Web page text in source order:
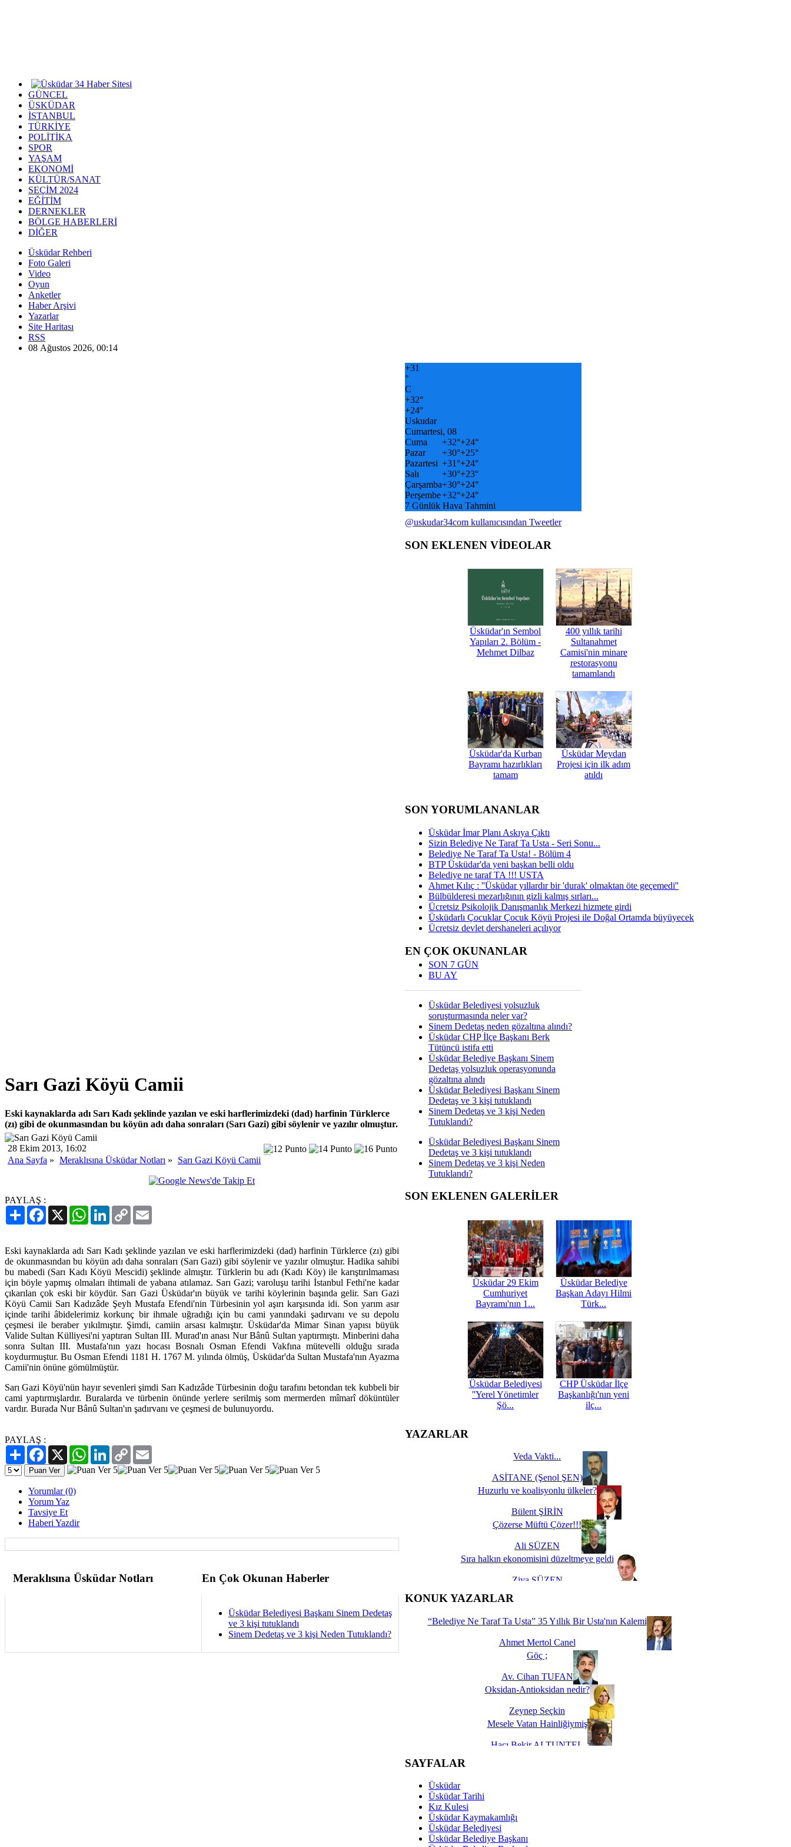
GÜNCEL
ÜSKÜDAR
İSTANBUL
TÜRKİYE
POLİTİKA
SPOR
YAŞAM
EKONOMİ
KÜLTÜR/SANAT
SEÇİM 2024
EĞİTİM
DERNEKLER
BÖLGE HABERLERİ
DİĞER
Üsküdar Rehberi
Foto Galeri
Video
Oyun
Anketler
Haber Arşivi
Yazarlar
Site Haritası
RSS
08 Ağustos 2026, 00:14
Sarı Gazi Köyü Camii
Eski kaynaklarda adı Sarı Kadı şeklinde yazılan ve eski harflerimizdeki (dad) harfinin Türklerce
(zı) gibi de okunmasından bu köyün adı daha sonraları (Sarı Gazi) gibi söylenir ve yazılır olmuştur.
28 Ekim 2013, 16:02
Ana Sayfa » Meraklısına Üsküdar Notları » Sarı Gazi Köyü Camii
PAYLAŞ :
PaylaşFacebook
X WhatsAppLinkedIn
Copy
Link
Eski kaynaklarda adı Sarı Kadı şeklinde yazılan ve eski harflerimizdeki (dad) harfinin Türklerce (zı) gibi
de okunmasından bu köyün adı daha sonraları (Sarı Gazi) gibi söylenir ve yazılır olmuştur. Hadika sahibi
bu mabedi (Sarı Kadı Köyü Mescidi) şeklinde almıştır. Türklerin bu adı (Kadı Köy) ile karıştırılmaması
için böyle yapmış olmaları ihtimali de yabana atılamaz. Sarı Gazi; varoluşu tarihi İstanbul Fethi'ne kadar
çıkarılan çok eski bir köydür. Sarı Gazi Üsküdar'ın büyük ve tarihi köylerinin başında gelir. Sarı Gazi
Köyü Camii Sarı Kadızâde Şeyh Mustafa Efendi'nin Türbesinin yol aşırı karşısında idi. Son yarım asır
içinde tarihi âbidelerimiz korkunç bir ihmale uğradığı için bu cami yanındaki şadırvanı ve su depolu
çeşmesi ile beraber yıkılmıştır. Şimdi, camiin arsası kalmıştır. Üsküdar'da Mimar Sinan yapısı büyük
Valide Sultan Külliyesi'ni yaptıran Sultan III. Murad'ın anası Nur Bânû Sultan yaptırmıştı. Minberini daha
sonra Sultan III. Mustafa'nın yazı hocası Bosnalı Osman Efendi Vakfına mütevelli olduğu sırada
koydurmuştur. Bu Osman Efendi 1181 H. 1767 M. yılında ölmüş, Üsküdar'da Sultan Mustafa'nın Ayazma
Camii'nin önüne gömülmüştür.
Sarı Gazi Köyü'nün hayır sevenleri şimdi Sarı Kadızâde Türbesinin doğu tarafını betondan tek kubbeli bir
cami yaptırmışlardır. Buralarda ve türbenin önünde yerlere serilmiş som mermerden mîmarî döküntüler
vardır. Burada Nur Bânû Sultan'ın şadırvanı ve çeşmesi de bulunuyordu.
PAYLAŞ :
PaylaşFacebook
X WhatsAppLinkedIn
Copy
Link
Yorumlar (0)
Yorum Yaz
Tavsiye Et
Haberi Yazdir
Meraklısına Üsküdar Notları En Çok Okunan Haberler
Üsküdar Belediyesi Başkanı Sinem Dedetaş
ve 3 kişi tutuklandı
Sinem Dedetaş ve 3 kişi Neden Tutuklandı?
+31
°
C
+32°
+24°
Uskudar
Cumartesi, 08
Cuma
+32°+24°
Pazar
+30°+25°
Pazartesi +31°+24°
Salı
+30°+23°
Çarşamba+30°+24°
Perşembe+32°+24°
7 Günlük Hava Tahmini
@uskudar34com kullanıcısından Tweetler
SON EKLENEN VİDEOLAR
Üsküdar'ın Sembol
Yapıları 2. Bölüm -
Mehmet Dilbaz
400 yıllık tarihi
Sultanahmet
Camisi'nin minare
restorasyonu
tamamlandı
Üsküdar'da Kurban
Bayramı hazırlıkları
tamam
Üsküdar Meydan
Projesi için ilk adım
atıldı
SON YORUMLANANLAR
Üsküdar İmar Planı Askıya Çıktı
Sizin Belediye Ne Taraf Ta Usta - Seri Sonu...
Belediye Ne Taraf Ta Usta! - Bölüm 4
BTP Üsküdar'da yeni başkan belli oldu
Belediye ne taraf TA !!! USTA
Ahmet Kılıç : ''Üsküdar yıllardır bir 'durak' olmaktan öte geçemedi''
Bülbülderesi mezarlığının gizli kalmış sırları...
Ücretsiz Psikolojik Danışmanlık Merkezi hizmete girdi
Üsküdarlı Çocuklar Çocuk Köyü Projesi ile Doğal Ortamda büyüyecek
Ücretsiz devlet dershaneleri açılıyor
EN ÇOK OKUNANLAR
SON 7 GÜN
BU AY
Üsküdar Belediyesi yolsuzluk
soruşturmasında neler var?
Sinem Dedetaş neden gözaltına alındı?
Üsküdar CHP İlçe Başkanı Berk
Tütüncü istifa etti
Üsküdar Belediye Başkanı Sinem
Dedetaş yolsuzluk operasyonunda
gözaltına alındı
Üsküdar Belediyesi Başkanı Sinem
Dedetaş ve 3 kişi tutuklandı
Sinem Dedetaş ve 3 kişi Neden
Tutuklandı?
Üsküdar Belediyesi Başkanı Sinem
Dedetaş ve 3 kişi tutuklandı
Sinem Dedetaş ve 3 kişi Neden
Tutuklandı?
SON EKLENEN GALERİLER
Üsküdar 29 Ekim
Cumhuriyet
Bayramı'nın 1...
Üsküdar Belediye
Başkan Adayı Hilmi
Türk...
Üsküdar Belediyesi
''Yerel Yönetimler
Şö...
CHP Üsküdar İlçe
Başkanlığı'nın yeni
ilç...
YAZARLAR
Veda Vakti...
ASİTANE (Şenol ŞEN)
Huzurlu ve koalisyonlu ülkeler?
Bülent ŞİRİN
Çözerse Müftü Çözer!!!
Ali SÜZEN
Sıra halkın ekonomisini düzeltmeye geldi
Ziya SÜZEN
İşte Biz buyuz...
KONUK YAZARLAR
“Belediye Ne Taraf Ta Usta” 35 Yıllık Bir Usta'nın Kalemi
Ahmet Mertol Canel
Göç ;
Av. Cihan TUFAN
Oksidan-Antioksidan nedir?
Zeynep Seçkin
Mesele Vatan Hainliğiymiş
Hacı Bekir ALTUNTEL
Dünya Fani, Ama Kısa Bir Süre De Olsa Burdayız
Savaş ŞENEL
Hukukun Adaleti Kalmadı Üstadım!
SAYFALAR
Üsküdar
Üsküdar Tarihi
Kız Kulesi
Üsküdar Kaymakamlığı
Üsküdar Belediyesi
Üsküdar Belediye Başkanı